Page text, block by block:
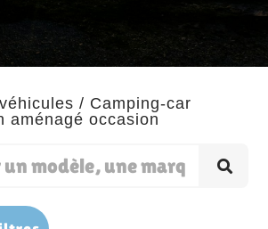
/ Camping-car
aménagé occasion